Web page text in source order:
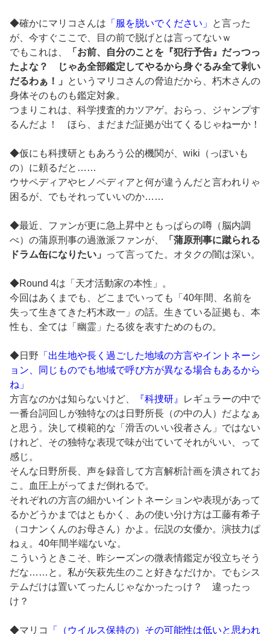
◆確かにマリコさんは 「服を脱いでください」
と言った
が、今すぐここで、目の前で脱げとは言ってないｗ
でもこれは、
「お前、自分のことを『犯行予告』だっつっ
たよな？ じゃあ全部鑑定してやるから身ぐるみ全て剥い
だるわぁ！」
というマリコさんの脅迫だから、朽木さんの
身体そのものも鑑定対象。
つまりこれは、科学捜査的カツアゲ。おらっ、ジャンプす
るんだよ！ ほら、まだまだ証拠が出てくるじゃねーか！
◆仮にも科捜研ともあろう公的機関が、wiki（っぽいも
の）に頼るだと……
ウサペディアやヒノペディアと何が違うんだと言われりゃ
困るが、でもそれっていいのか……
◆最近、ファンが更に急上昇中ともっぱらの噂（脳内調
べ）の蒲原刑事の過激派ファンが、
「蒲原刑事に蹴られる
ドラム缶になりたい」
って言ってた。オタクの闇は深い。
◆Round 4は「天才活動家の本性」。
今回はあくまでも、どこまでいっても「40年間、名前を
失って生きてきた朽木政一」の話。生きている証拠も、本
性も、全ては「幽霊」たる彼を表すためのもの。
◆日野 「出生地や長く過ごした地域の方言やイントネーシ
ョン、同じものでも地域で呼び方が異なる場合もあるから
ね」
方言なのかは知らないけど、
『科捜研』
レギュラーの中で
一番台詞回しが独特なのは日野所長（の中の人）だよなぁ
と思う。決して模範的な「滑舌のいい役者さん」ではない
けれど、その独特な表現で味が出ていてそれがいい、って
感じ。
そんな日野所長、声を録音して方言解析計画を潰されてお
こ。血圧上がってまだ倒れるで。
それぞれの方言の細かいイントネーションや表現があって
るかどうかまではともかく、あの使い分け方は工藤有希子
（コナンくんのお母さん）かよ。伝説の女優か。演技力ぱ
ねぇ。40年間半端ないな。
こういうときこそ、昨シーズンの微表情鑑定が役立ちそう
だな……と。私が矢萩先生のこと好きなだけか。でもシス
テムだけは置いてったんじゃなかったっけ？ 違ったっ
け？
◆マリコ
「（ウイルス保持の）その可能性は低いと思われ